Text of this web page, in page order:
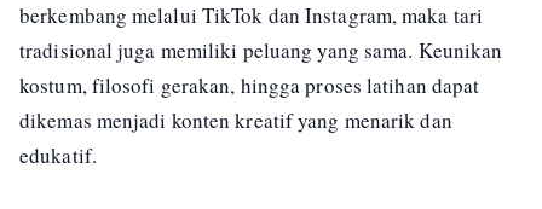
berkembang melalui TikTok dan Instagram, maka tari
tradisional juga memiliki peluang yang sama. Keunikan
kostum, filosofi gerakan, hingga proses latihan dapat
dikemas menjadi konten kreatif yang menarik dan
edukatif.